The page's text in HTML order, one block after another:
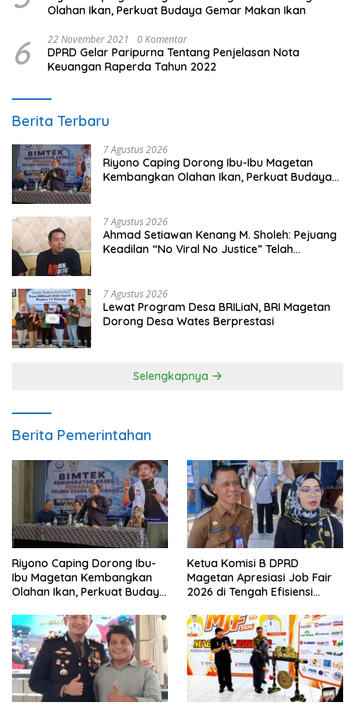
Olahan Ikan, Perkuat Budaya Gemar Makan Ikan
6 22 November 2021 0 Komentar
DPRD Gelar Paripurna Tentang Penjelasan Nota
Keuangan Raperda Tahun 2022
Berita Terbaru
7 Agustus 2026
Riyono Caping Dorong Ibu-Ibu Magetan
Kembangkan Olahan Ikan, Perkuat Budaya
7 Agustus 2026
Ahmad Setiawan Kenang M. Sholeh: Pejuang
Keadilan “No Viral No Justice” Telah
7 Agustus 2026
Lewat Program Desa BRILiaN, BRI Magetan
Dorong Desa Wates Berprestasi
Selengkapnya
Berita Pemerintahan
Riyono Caping Dorong Ibu-
Ibu Magetan Kembangkan
Olahan Ikan, Perkuat Budaya
Ketua Komisi B DPRD
Magetan Apresiasi Job Fair
2026 di Tengah Efisiensi